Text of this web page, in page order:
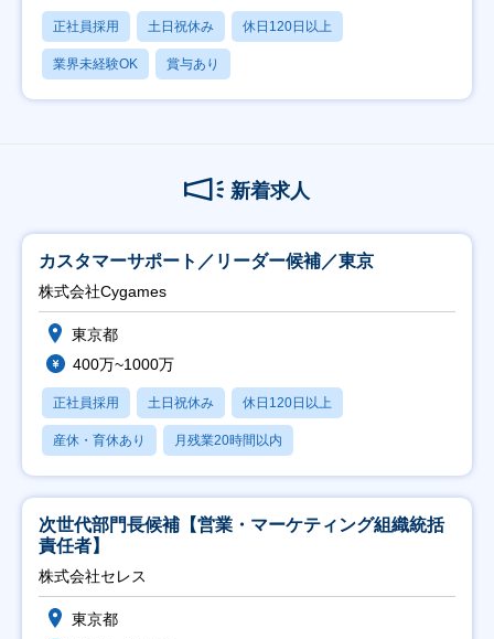
正社員採用 土日祝休み 休日120日以上
業界未経験OK 賞与あり
新着求人
カスタマーサポート／リーダー候補／東京
株式会社Cygames
東京都
400万~1000万
正社員採用 土日祝休み 休日120日以上
産休・育休あり 月残業20時間以内
次世代部門長候補【営業・マーケティング組織統括
責任者】
株式会社セレス
東京都